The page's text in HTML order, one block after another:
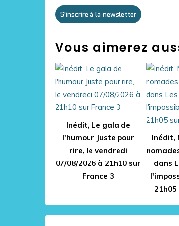
S'inscrire à la newsletter
Vous aimerez
Inédit, Le gala de
l'humour Juste pour
rire, le vendredi
07/08/2026 à 21h10 sur
France 3
Inédit,
dans
21h05